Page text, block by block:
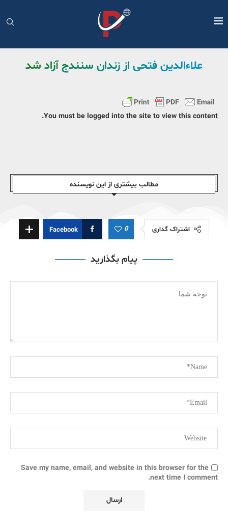
علاءالدین فتحی از زندان سنندج آزاد شد
You must be logged into the site to view this content.
مطالب بیشتری از این نویسندە
اشتراک گذاری 0
Facebook
پیام بگذارید
Save my name, email, and website in this browser for the
next time I comment.